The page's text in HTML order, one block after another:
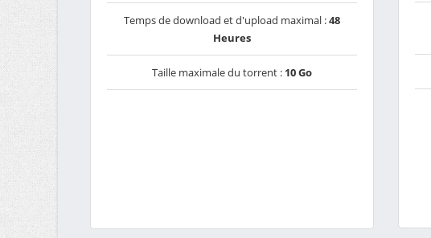
Temps de download et d'upload maximal :48
Heures
Taille maximale du torrent : 10 Go